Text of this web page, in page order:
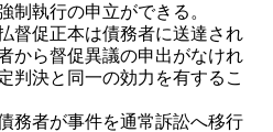
制執行の申立ができる。
督促正本は債務者に送達され
から督促異議の申出がなけれ
判決と同一の効力を有するこ
務者が事件を通常訴訟へ移行